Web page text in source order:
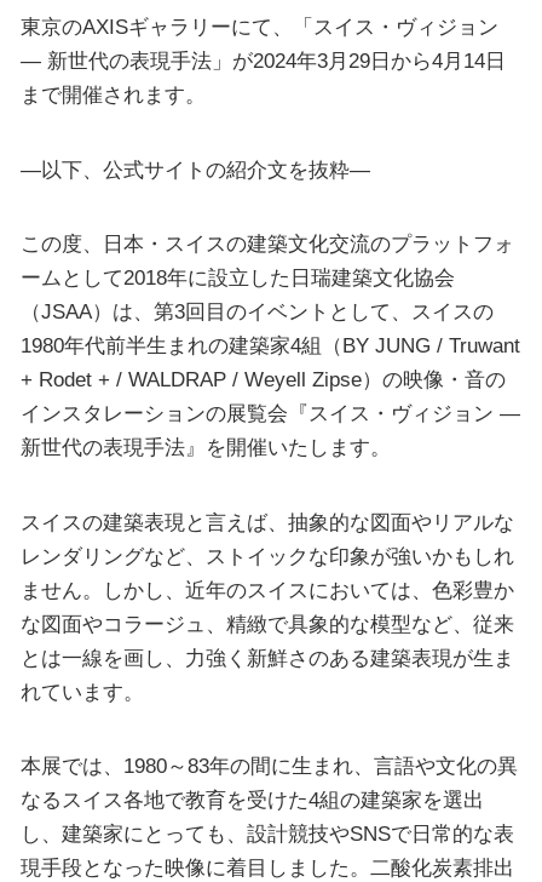
東京のAXISギャラリーにて、「スイス・ヴィジョン
― 新世代の表現手法」が2024年3月29日から4月14日
まで開催されます。
—以下、公式サイトの紹介文を抜粋—
この度、日本・スイスの建築文化交流のプラットフォ
ームとして2018年に設立した日瑞建築文化協会
（JSAA）は、第3回目のイベントとして、スイスの
1980年代前半生まれの建築家4組（BY JUNG / Truwant
+ Rodet + / WALDRAP / Weyell Zipse）の映像・音の
インスタレーションの展覧会『スイス・ヴィジョン ―
新世代の表現手法』を開催いたします。
スイスの建築表現と言えば、抽象的な図面やリアルな
レンダリングなど、ストイックな印象が強いかもしれ
ません。しかし、近年のスイスにおいては、色彩豊か
な図面やコラージュ、精緻で具象的な模型など、従来
とは一線を画し、力強く新鮮さのある建築表現が生ま
れています。
本展では、1980～83年の間に生まれ、言語や文化の異
なるスイス各地で教育を受けた4組の建築家を選出
し、建築家にとっても、設計競技やSNSで日常的な表
現手段となった映像に着目しました。二酸化炭素排出